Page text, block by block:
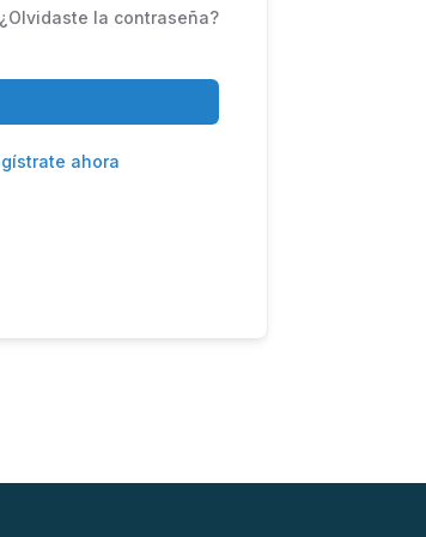
¿Olvidaste la contraseña?
ahora